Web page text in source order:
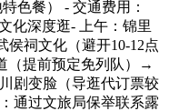
色餐） - 交通费用：
化深度逛- 上午：锦里
祠文化（避开10-12点
（提前预定免列队）→
剧变脸（导逛代订票较
通过文旅局保举联系露